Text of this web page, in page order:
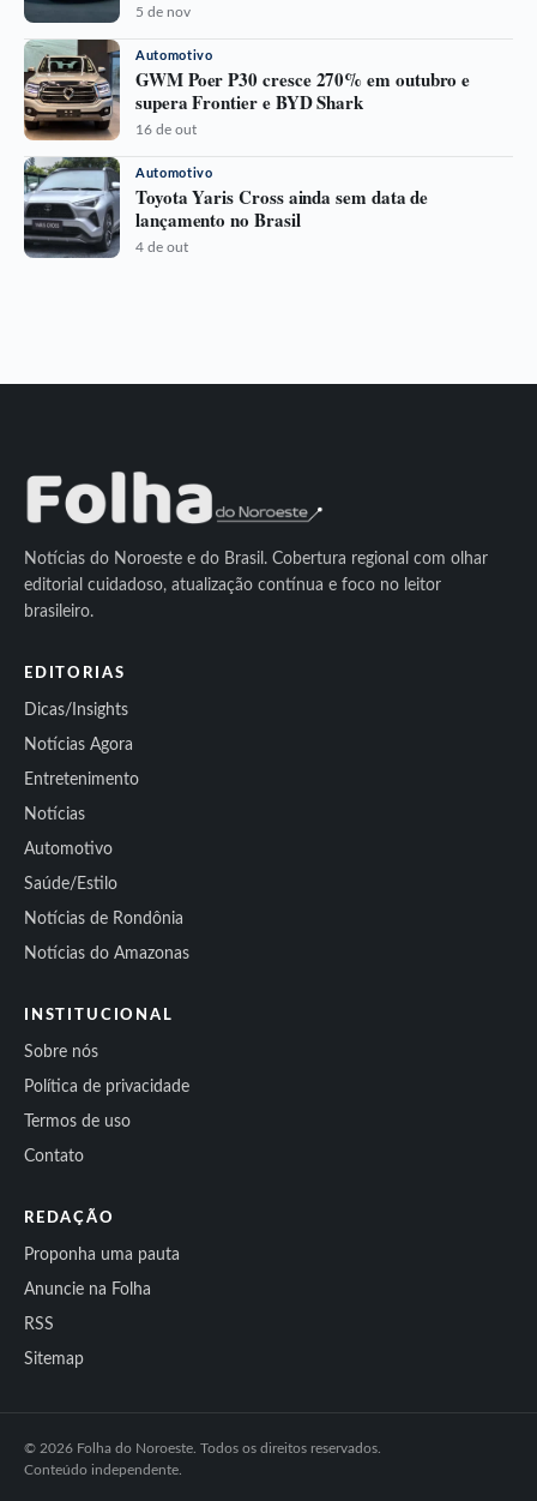
5 de nov
Automotivo
GWM Poer P30 cresce 270% em outubro e
supera Frontier e BYD Shark
16 de out
Automotivo
Toyota Yaris Cross ainda sem data de
lançamento no Brasil
4 de out
Notícias do Noroeste e do Brasil. Cobertura regional com olhar
editorial cuidadoso, atualização contínua e foco no leitor
brasileiro.
EDITORIAS
Dicas/Insights
Notícias Agora
Entretenimento
Notícias
Automotivo
Saúde/Estilo
Notícias de Rondônia
Notícias do Amazonas
INSTITUCIONAL
Sobre nós
Política de privacidade
Termos de uso
Contato
REDAÇÃO
Proponha uma pauta
Anuncie na Folha
RSS
Sitemap
© 2026 Folha do Noroeste. Todos os direitos reservados.
Conteúdo independente.